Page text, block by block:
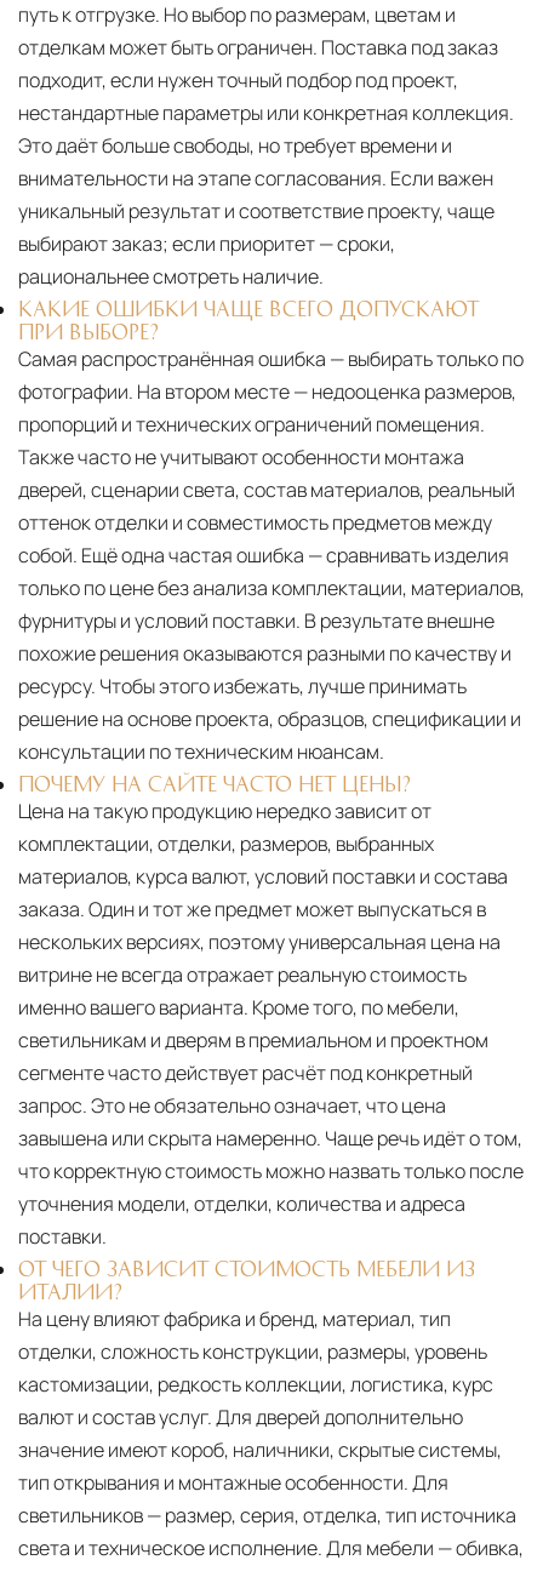
путь к отгрузке. Но выбор по размерам, цветам и
отделкам может быть ограничен. Поставка под заказ
подходит, если нужен точный подбор под проект,
нестандартные параметры или конкретная коллекция.
Это даёт больше свободы, но требует времени и
внимательности на этапе согласования. Если важен
уникальный результат и соответствие проекту, чаще
выбирают заказ; если приоритет — сроки,
рациональнее смотреть наличие.
КАКИЕ ОШИБКИ ЧАЩЕ ВСЕГО ДОПУСКАЮТ
ПРИ ВЫБОРЕ?
Самая распространённая ошибка — выбирать только по
фотографии. На втором месте — недооценка размеров,
пропорций и технических ограничений помещения.
Также часто не учитывают особенности монтажа
дверей, сценарии света, состав материалов, реальный
оттенок отделки и совместимость предметов между
собой. Ещё одна частая ошибка — сравнивать изделия
только по цене без анализа комплектации, материалов,
фурнитуры и условий поставки. В результате внешне
похожие решения оказываются разными по качеству и
ресурсу. Чтобы этого избежать, лучше принимать
решение на основе проекта, образцов, спецификации и
консультации по техническим нюансам.
ПОЧЕМУ НА САЙТЕ ЧАСТО НЕТ ЦЕНЫ?
Цена на такую продукцию нередко зависит от
комплектации, отделки, размеров, выбранных
материалов, курса валют, условий поставки и состава
заказа. Один и тот же предмет может выпускаться в
нескольких версиях, поэтому универсальная цена на
витрине не всегда отражает реальную стоимость
именно вашего варианта. Кроме того, по мебели,
светильникам и дверям в премиальном и проектном
сегменте часто действует расчёт под конкретный
запрос. Это не обязательно означает, что цена
завышена или скрыта намеренно. Чаще речь идёт о том,
что корректную стоимость можно назвать только после
уточнения модели, отделки, количества и адреса
поставки.
ОТ ЧЕГО ЗАВИСИТ СТОИМОСТЬ МЕБЕЛИ ИЗ
ИТАЛИИ?
На цену влияют фабрика и бренд, материал, тип
отделки, сложность конструкции, размеры, уровень
кастомизации, редкость коллекции, логистика, курс
валют и состав услуг. Для дверей дополнительно
значение имеют короб, наличники, скрытые системы,
тип открывания и монтажные особенности. Для
светильников — размер, серия, отделка, тип источника
света и техническое исполнение. Для мебели — обивка,